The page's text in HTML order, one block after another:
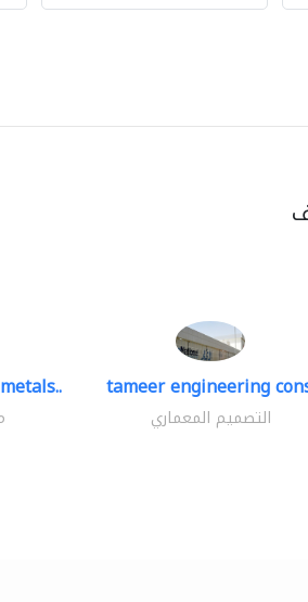
tameer engineering
التصميم المعماري